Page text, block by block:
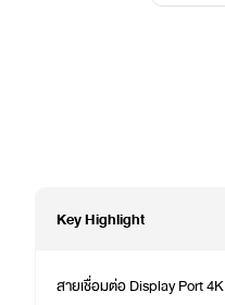
Key Highlight
สายเชื่อมต่อ Display Port